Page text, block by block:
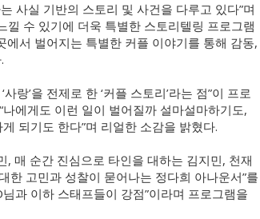
사실 기반의 스토리 및 사건을 다루고 있다”며
수 있기에 더욱 특별한 스토리텔링 프로그램
서 벌어지는 특별한 커플 이야기를 통해 감동,
랑’을 전제로 한 ‘커플 스토리’라는 점”이 프로
나에게도 이런 일이 벌어질까 설마설마하기도,
되기도 한다”며 리얼한 소감을 밝혔다.
매 순간 진심으로 타인을 대하는 김지민, 천재
한 고민과 성찰이 묻어나는 정다희 아나운서”를
과 이하 스태프들이 강점”이라며 프로그램을